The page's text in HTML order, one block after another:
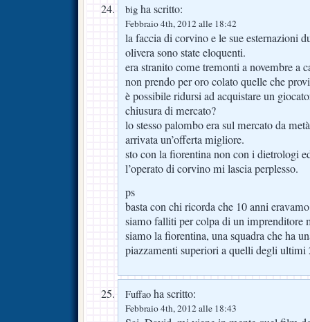
big ha scritto:
Febbraio 4th, 2012 alle 18:42
la faccia di corvino e le sue esternazioni
olivera sono state eloquenti.
era stranito come tremonti a novembre a
non prendo per oro colato quelle che
è possibile ridursi ad acquistare un
chiusura di mercato?
lo stesso palombo era sul mercato da
arrivata un’offerta migliore.
sto con la fiorentina non con i dietrologi
l’operato di corvino mi lascia perplesso.
ps
basta con chi ricorda che 10 anni
siamo falliti per colpa di un imprenditore
siamo la fiorentina, una squadra che ha
piazzamenti superiori a quelli degli ultimi
Fuffao ha scritto:
Febbraio 4th, 2012 alle 18:43